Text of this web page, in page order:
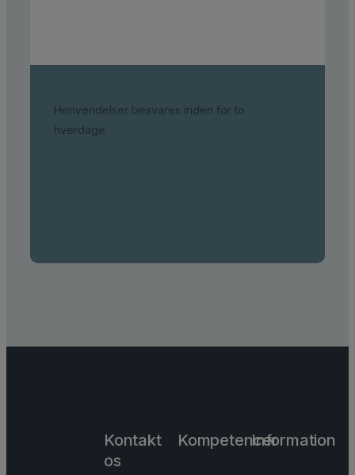
Henvendelser besvares inden for to
hverdage.
Kontakt
os
KompetencerInformation